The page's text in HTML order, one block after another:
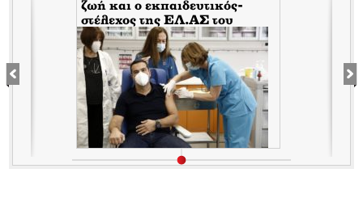
THE ONES WHO DO
MAGAZINE
ζωή και ο εκπαιδευτικός-
στέλεχος της EΛ.ΑΣ του
Τσίπρα, λίγο αφότου έφυγε
ξαφνικά και ο Ανδρέας
Μπρακούλιας, 55 του
Mέρα25